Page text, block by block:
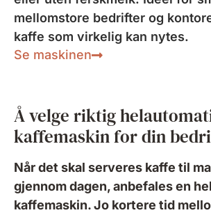
mellomstore bedrifter og
kaffe som virkelig kan nytes.
Se maskinen
Å velge riktig
kaffemaskin for din
Når det skal serveres kaffe til
gjennom dagen, anbefales en
kaffemaskin. Jo kortere tid